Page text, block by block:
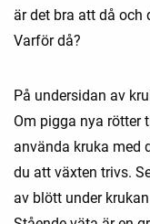
är det bra att då och
Varför då?
På undersidan av
Om pigga nya rötter
använda kruka med
du att växten trivs.
av blött under